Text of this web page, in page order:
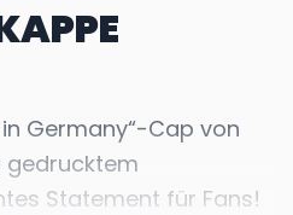
Germany“-Cap von
gedrucktem
Statement für Fans!